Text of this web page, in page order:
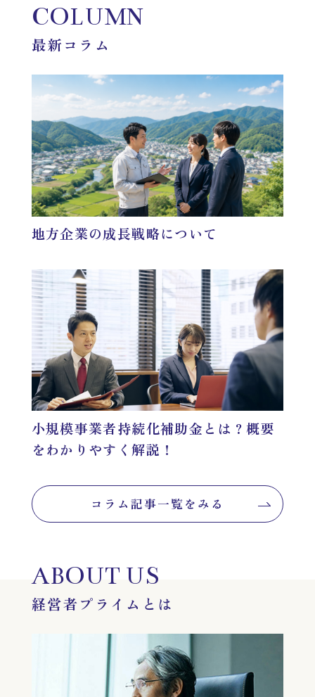
COLUMN
最新コラム
地方企業の成長戦略について
小規模事業者持続化補助金とは？概要
をわかりやすく解説！
コラム記事一覧をみる
ABOUT US
経営者プライムとは